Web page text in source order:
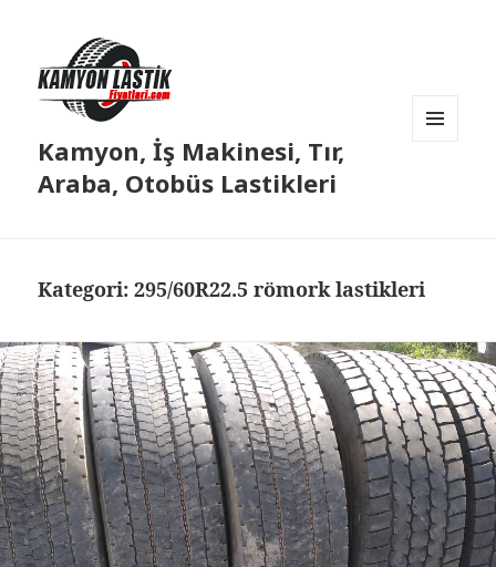
Kamyon, İş Makinesi, Tır,
Araba, Otobüs Lastikleri
Kategori:295/60R22.5 römork lastikleri